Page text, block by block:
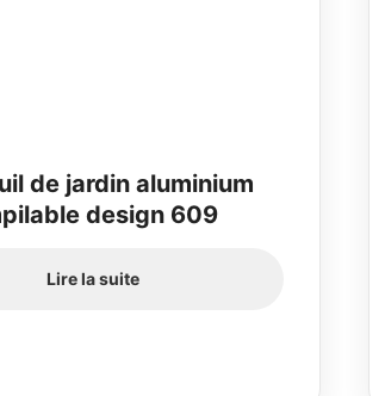
de jardin aluminium
design 609
Lire la suite